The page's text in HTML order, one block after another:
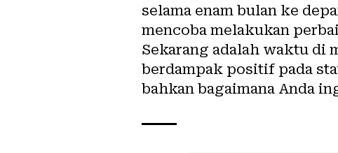
selama enam bulan ke
mencoba melakukan
Sekarang adalah waktu di
berdampak positif pada
bahkan bagaimana Anda